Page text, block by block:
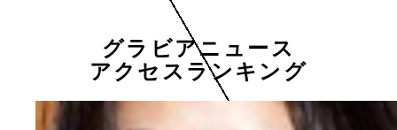
グラビアニュース
アクセスランキング